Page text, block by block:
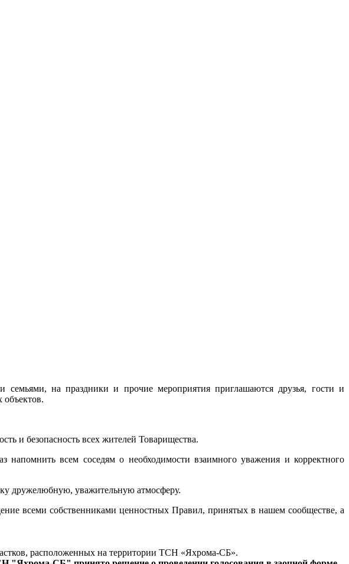
на праздники и прочие мероприятия приглашаются друзья, гости и
объектов.
и безопасность всех жителей Товарищества.
всем соседям о необходимости взаимного уважения и корректного
дружелюбную, уважительную атмосферу.
всеми собственниками ценностных Правил, принятых в нашем сообществе, а
расположенных на территории ТСН «Яхрома-СБ».